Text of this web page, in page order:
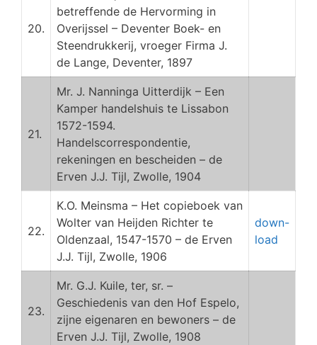
20.
betreffende de Hervorming in
Overijssel – Deventer Boek- en
Steendrukkerij, vroeger Firma J.
de Lange, Deventer, 1897
21.
Mr. J. Nanninga Uitterdijk – Een
Kamper handelshuis te Lissabon
1572-1594.
Handelscorrespondentie,
rekeningen en bescheiden – de
Erven J.J. Tijl, Zwolle, 1904
22.
K.O. Meinsma – Het copieboek van
Wolter van Heijden Richter te
Oldenzaal, 1547-1570 – de Erven
J.J. Tijl, Zwolle, 1906
down-
load
23.
Mr. G.J. Kuile, ter, sr. –
Geschiedenis van den Hof Espelo,
zijne eigenaren en bewoners – de
Erven J.J. Tijl, Zwolle, 1908